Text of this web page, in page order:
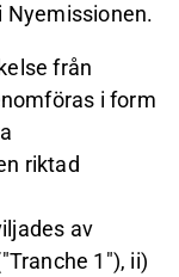
från
i form
riktad
av
1"), ii)